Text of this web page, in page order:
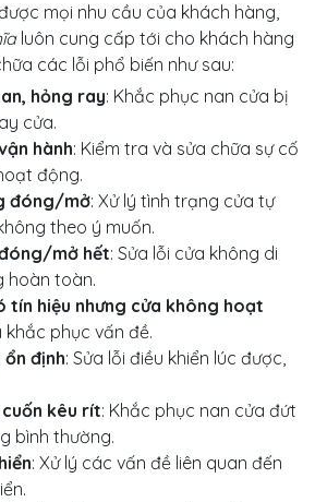
mọi nhu cầu của khách hàng,
luôn cung cấp tới cho khách hàng
các lỗi phổ biến như sau:
hỏng ray: Khắc phục nan cửa bị
cửa.
hành: Kiểm tra và sửa chữa sự cố
động.
đóng/mở: Xử lý tình trạng cửa tự
theo ý muốn.
mở hết: Sửa lỗi cửa không di
hoàn toàn.
tín hiệu nhưng cửa không hoạt
khắc phục vấn đề.
định: Sửa lỗi điều khiển lúc được,
kêu rít: Khắc phục nan cửa đứt
bình thường.
: Xử lý các vấn đề liên quan đến